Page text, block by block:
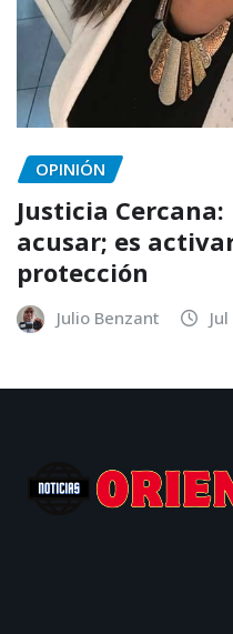
OPINIÓN
Justicia
acusar; es
protección
Julio Benzant